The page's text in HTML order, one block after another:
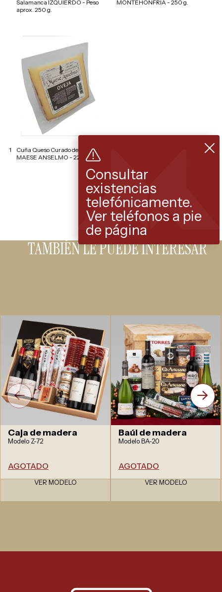
Salamanca IZQUIERDO - Peso
aprox. 250 g.
MONTEHONFRIA - 250 g.
1
Cuña Queso Curado de Oveja
MAESE ANSELMO - 225 g.
TAMBIÉN LE PUEDE INTERESAR
Caja de madera
Modelo Z-72
AGOTADO
VER MODELO
Baúl de madera
Modelo BA-20
AGOTADO
VER MODELO
Consultar
existencias
telefónicamente.
Ver teléfonos a pie
de página